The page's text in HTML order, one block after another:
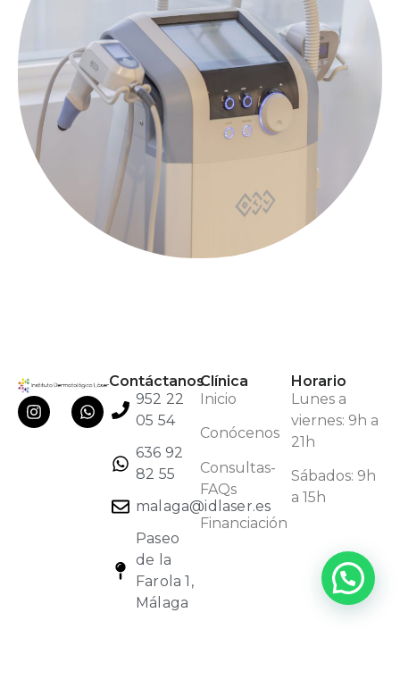
Contáctanos
952 22
05 54
636 92
82 55
malaga@idlaser.es
Paseo
de la
Farola 1,
Málaga
Clínica
Inicio
Conócenos
Consultas-
FAQs
Financiación
Horario
Lunes a
viernes: 9h a
21h
Sábados: 9h
a 15h